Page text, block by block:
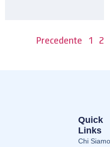
Precedente 1 2
Quick
Links
Chi Siamo